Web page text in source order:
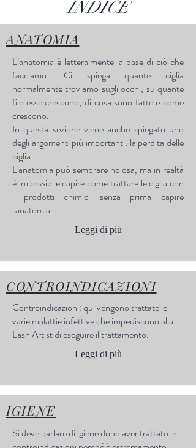
INDICE
ANATOMIA
L’anatomia è letteralmente la base di ciò che
facciamo. Ci spiega quante ciglia
normalmente troviamo sugli occhi, su quante
file esse crescono, di cosa sono fatte e come
crescono.
In questa sezione viene anche spiegato uno
degli argomenti più importanti: la perdita delle
ciglia.
L'anatomia può sembrare noiosa, ma in realtà
è impossibile capire come trattare le ciglia con
i prodotti chimici senza prima capire
l'anatomia.
Leggi di più
CONTROINDICAZIONI
Controindicazioni: qui vengono trattate le
varie malattie infettive che impediscono alla
Lash Artist di eseguire il trattamento.
Leggi di più
IGIENE
Si deve parlare di igiene dopo aver trattato le